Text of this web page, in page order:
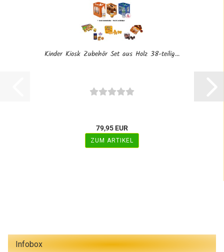
Kinder Kiosk Zubehör Set aus Holz 38-teilig...
79,95 EUR
ZUM ARTIKEL
Infobox